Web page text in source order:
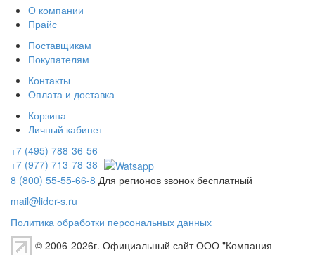
О компании
Прайс
Поставщикам
Покупателям
Контакты
Оплата и доставка
Корзина
Личный кабинет
+7 (495) 788-36-56
+7 (977) 713-78-38
8 (800) 55-55-66-8 Для регионов звонок бесплатный
mail@lider-s.ru
Политика обработки персональных данных
© 2006-2026г. Официальный сайт ООО "Компания